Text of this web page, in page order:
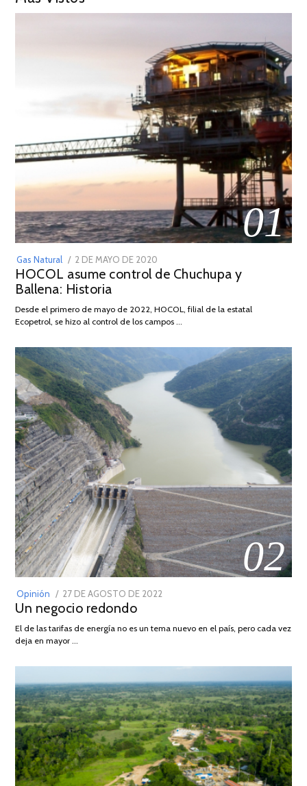
01
Gas Natural
POSTED
ON
2 DE MAYO DE 2020
DE
2026
HOCOL asume control de Chuchupa y
Ballena: Historia
Desde el primero de mayo de 2022, HOCOL, filial de la estatal
Ecopetrol, se hizo al control de los campos …
02
Opinión
POSTED
ON
27 DE AGOSTO DE 2022
DE
Un negocio redondo
El de las tarifas de energía no es un tema nuevo en el país, pero cada vez
deja en mayor …